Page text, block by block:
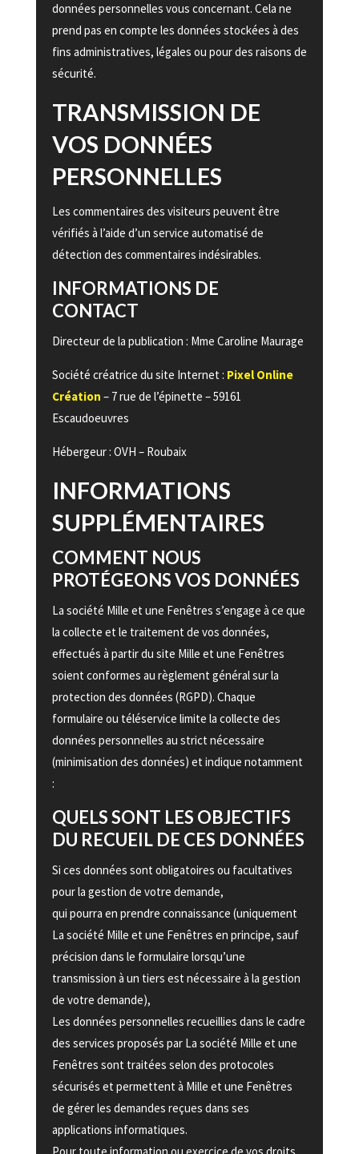
données personnelles vous concernant. Cela ne
prend pas en compte les données stockées à des
fins administratives, légales ou pour des raisons de
sécurité.
TRANSMISSION DE
VOS DONNÉES
PERSONNELLES
Les commentaires des visiteurs peuvent être
vérifiés à l’aide d’un service automatisé de
détection des commentaires indésirables.
INFORMATIONS DE
CONTACT
Directeur de la publication : Mme Caroline Maurage
Société créatrice du site Internet : Pixel Online
Création – 7 rue de l’épinette – 59161
Escaudoeuvres
Hébergeur : OVH – Roubaix
INFORMATIONS
SUPPLÉMENTAIRES
COMMENT NOUS
PROTÉGEONS VOS DONNÉES
La société Mille et une Fenêtres s’engage à ce que
la collecte et le traitement de vos données,
effectués à partir du site Mille et une Fenêtres
soient conformes au règlement général sur la
protection des données (RGPD). Chaque
formulaire ou téléservice limite la collecte des
données personnelles au strict nécessaire
(minimisation des données) et indique notamment
:
QUELS SONT LES OBJECTIFS
DU RECUEIL DE CES DONNÉES
Si ces données sont obligatoires ou facultatives
pour la gestion de votre demande,
qui pourra en prendre connaissance (uniquement
La société Mille et une Fenêtres en principe, sauf
précision dans le formulaire lorsqu’une
transmission à un tiers est nécessaire à la gestion
de votre demande),
Les données personnelles recueillies dans le cadre
des services proposés par La société Mille et une
Fenêtres sont traitées selon des protocoles
sécurisés et permettent à Mille et une Fenêtres
de gérer les demandes reçues dans ses
applications informatiques.